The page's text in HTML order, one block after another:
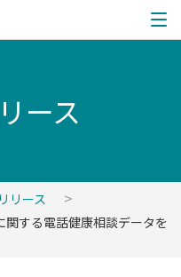
ース
リース
関する電話健康相談データを